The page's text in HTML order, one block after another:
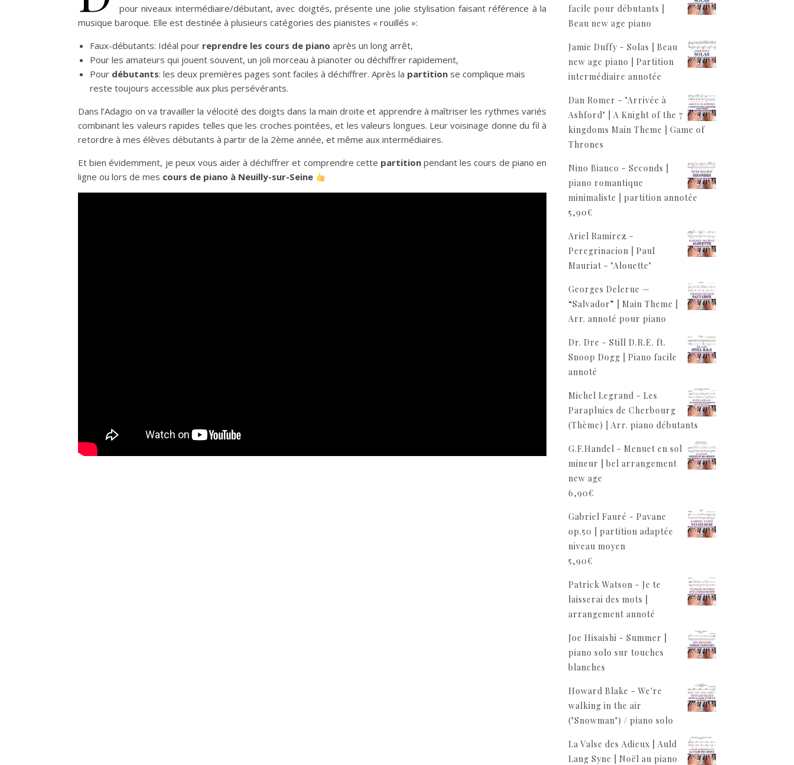
pour niveaux intermédiaire/débutant, avec doigtés, présente une jolie stylisation faisant référence à la
musique baroque. Elle est destinée à plusieurs catégories des pianistes « rouillés »:
Faux-débutants: Idéal pour reprendre les cours de piano après un long arrêt,
Pour les amateurs qui jouent souvent, un joli morceau à pianoter ou déchiffrer rapidement,
Pour débutants: les deux premières pages sont faciles à déchiffrer. Après la partition se complique mais
reste toujours accessible aux plus persévérants.
Dans l’Adagio on va travailler la vélocité des doigts dans la main droite et apprendre à maîtriser les rythmes variés
combinant les valeurs rapides telles que les croches pointées, et les valeurs longues. Leur voisinage donne du fil à
retordre à mes élèves débutants à partir de la 2ème année, et même aux intermédiaires.
Et bien évidemment, je peux vous aider à déchiffrer et comprendre cette partition pendant les cours de piano en
ligne ou lors de mes cours de piano à Neuilly-sur-Seine
facile pour débutants |
Beau new age piano
Jamie Duffy - Solas | Beau
new age piano | Partition
intermédiaire annotée
Dan Romer - "Arrivée à
Ashford" | A Knight of the 7
kingdoms Main Theme | Game of
Thrones
Nino Bianco - Seconds |
piano romantique
minimaliste | partition annotée
5,90€
Ariel Ramirez -
Peregrinacion | Paul
Mauriat - "Alouette"
Georges Delerue —
“Salvador” | Main Theme |
Arr. annoté pour piano
Dr. Dre - Still D.R.E. ft.
Snoop Dogg | Piano facile
annoté
Michel Legrand - Les
Parapluies de Cherbourg
(Thème) | Arr. piano débutants
G.F.Handel - Menuet en sol
mineur | bel arrangement
new age
6,90€
Gabriel Fauré - Pavane
op.50 | partition adaptée
niveau moyen
5,90€
Patrick Watson - Je te
laisserai des mots |
arrangement annoté
Joe Hisaishi - Summer |
piano solo sur touches
blanches
Howard Blake - We're
walking in the air
("Snowman") / piano solo
La Valse des Adieux | Auld
Lang Syne | Noël au piano